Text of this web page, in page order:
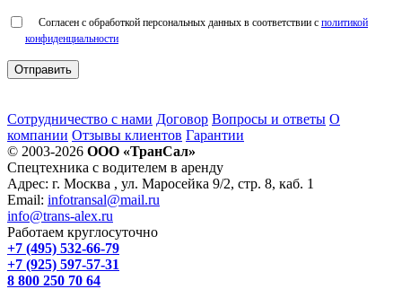
Согласен с обработкой персональных данных в соответствии с политикой
конфиденциальности
Сотрудничество с нами Договор Вопросы и ответы О
компании Отзывы клиентов Гарантии
© 2003-2026 ООО «ТранСал»
Спецтехника с водителем в аренду
Адрес: г. Москва , ул. Маросейка 9/2, стр. 8, каб. 1
Email: infotransal@mail.ru
info@trans-alex.ru
Работаем круглосуточно
+7 (495) 532-66-79
+7 (925) 597-57-31
8 800 250 70 64